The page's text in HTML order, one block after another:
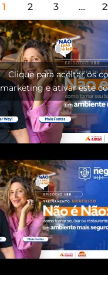
1 2 3 …
Clique para aceitar os
marketing e ativar este